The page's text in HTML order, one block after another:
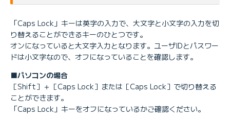
「Caps Lock」キーは英字の入力で、大文字と小文字の入力を切
り替えることができるキーのひとつです。
オンになっていると大文字入力となります。ユーザIDとパスワー
ドは小文字なので、オフになっていることを確認します。
■パソコンの場合
［Shift］＋［Caps Lock］または［Caps Lock］で切り替える
ことができます。
「Caps Lock」キーをオフになっているかご確認ください。